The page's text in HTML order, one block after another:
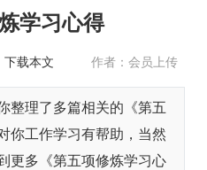
学习心得
下载本文 作者：会员上传
整理了多篇相关的《第五
你工作学习有帮助，当然
更多《第五项修炼学习心